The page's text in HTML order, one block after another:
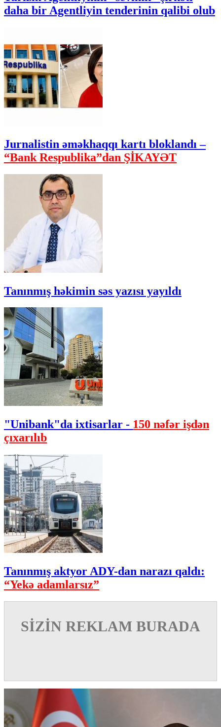
daha bir Agentliyin tenderinin qalibi olub
Jurnalistin əməkhaqqı kartı bloklandı –
“Bank Respublika”dan ŞİKAYƏT
Tanınmış həkimin səs yazısı yayıldı
"Unibank"da ixtisarlar - 150 nəfər işdən
çıxarılıb
Tanınmış aktyor ADY-dan narazı qaldı:
“Yekə adamlarsız”
SİZİN REKLAM BURADA